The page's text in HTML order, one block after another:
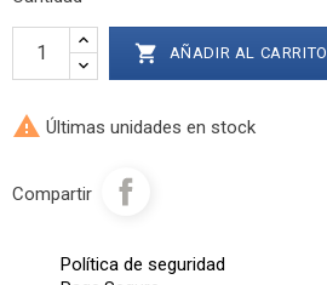
 AÑADIR AL CARRITO
 Últimas unidades en stock
Compartir
Política de seguridad